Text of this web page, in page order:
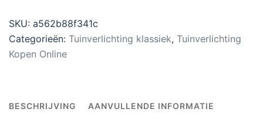
SKU: a562b88f341c
Categorieën: Tuinverlichting klassiek, Tuinverlichting
Kopen Online
BESCHRIJVING AANVULLENDE INFORMATIE